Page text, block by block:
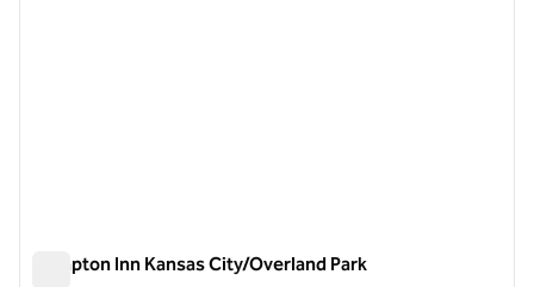
Hampton Inn Kansas City/Overland Park